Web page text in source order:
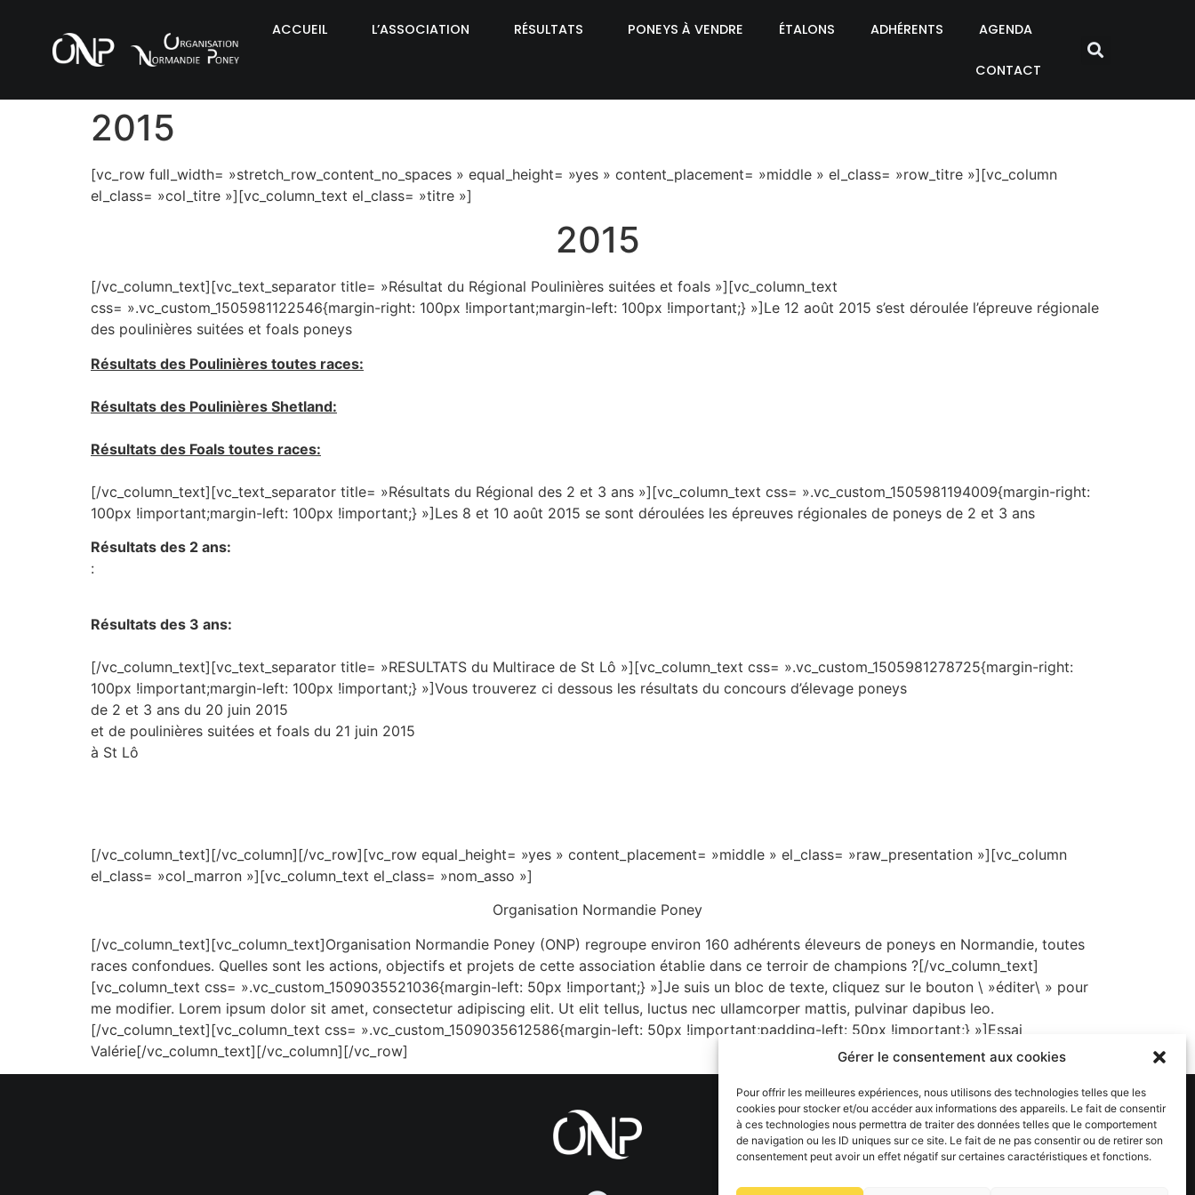
Gérer le consentement aux cookies
Pour offrir les meilleures expériences, nous utilisons des technologies telles que les
cookies pour stocker et/ou accéder aux informations des appareils. Le fait de consentir
à ces technologies nous permettra de traiter des données telles que le comportement
de navigation ou les ID uniques sur ce site. Le fait de ne pas consentir ou de retirer son
consentement peut avoir un effet négatif sur certaines caractéristiques et fonctions.
ACCUEIL L’ASSOCIATION RÉSULTATS PONEYS À VENDRE ÉTALONS ADHÉRENTS AGENDA
CONTACT
2015
[vc_row full_width= »stretch_row_content_no_spaces » equal_height= »yes » content_placement= »middle » el_class= »row_titre »][vc_column
el_class= »col_titre »][vc_column_text el_class= »titre »]
2015
[/vc_column_text][vc_text_separator title= »Résultat du Régional Poulinières suitées et foals »][vc_column_text
css= ».vc_custom_1505981122546{margin-right: 100px !important;margin-left: 100px !important;} »]Le 12 août 2015 s’est déroulée l’épreuve régionale
des poulinières suitées et foals poneys
Résultats des Poulinières toutes races:
Résultats des Poulinières Shetland:
Résultats des Foals toutes races:
[/vc_column_text][vc_text_separator title= »Résultats du Régional des 2 et 3 ans »][vc_column_text css= ».vc_custom_1505981194009{margin-right:
100px !important;margin-left: 100px !important;} »]Les 8 et 10 août 2015 se sont déroulées les épreuves régionales de poneys de 2 et 3 ans
Résultats des 2 ans:
:
Résultats des 3 ans:
[/vc_column_text][vc_text_separator title= »RESULTATS du Multirace de St Lô »][vc_column_text css= ».vc_custom_1505981278725{margin-right:
100px !important;margin-left: 100px !important;} »]Vous trouverez ci dessous les résultats du concours d’élevage poneys
de 2 et 3 ans du 20 juin 2015
et de poulinières suitées et foals du 21 juin 2015
à St Lô
[/vc_column_text][/vc_column][/vc_row][vc_row equal_height= »yes » content_placement= »middle » el_class= »raw_presentation »][vc_column
el_class= »col_marron »][vc_column_text el_class= »nom_asso »]
Organisation Normandie Poney
[/vc_column_text][vc_column_text]Organisation Normandie Poney (ONP) regroupe environ 160 adhérents éleveurs de poneys en Normandie, toutes
races confondues. Quelles sont les actions, objectifs et projets de cette association établie dans ce terroir de champions ?[/vc_column_text]
[vc_column_text css= ».vc_custom_1509035521036{margin-left: 50px !important;} »]Je suis un bloc de texte, cliquez sur le bouton \ »éditer\ » pour
me modifier. Lorem ipsum dolor sit amet, consectetur adipiscing elit. Ut elit tellus, luctus nec ullamcorper mattis, pulvinar dapibus leo.
[/vc_column_text][vc_column_text css= ».vc_custom_1509035612586{margin-left: 50px !important;padding-left: 50px !important;} »]Essai
Valérie[/vc_column_text][/vc_column][/vc_row]